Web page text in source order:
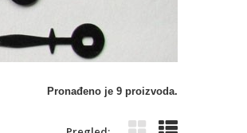
Pronađeno je 9 proizvoda.